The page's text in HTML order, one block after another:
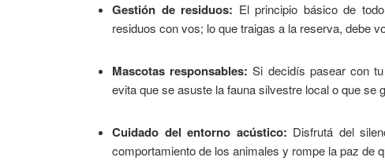
Gestión de residuos: El principio básico de
residuos con vos; lo que traigas a la reserva, debe
Mascotas responsables: Si decidís pasear con
evita que se asuste la fauna silvestre local o que se
Cuidado del entorno acústico: Disfrutá del
comportamiento de los animales y rompe la paz de